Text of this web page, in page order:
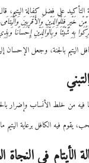
التأكيد على فضل كفالة اليتيم،
خَيْرٍ فَلِلْوَالِدَيْنِ وَالأَقْرَبِينَ
بِهِ شَيْئًا وَبِالْوَالِدَيْنِ إِحْسَانًا
اليتيم بالجنة، وجعل الإحسان
فيه من خلط الأنساب وإضرار
فيه الكافل برعاية اليتيم
في النجاة